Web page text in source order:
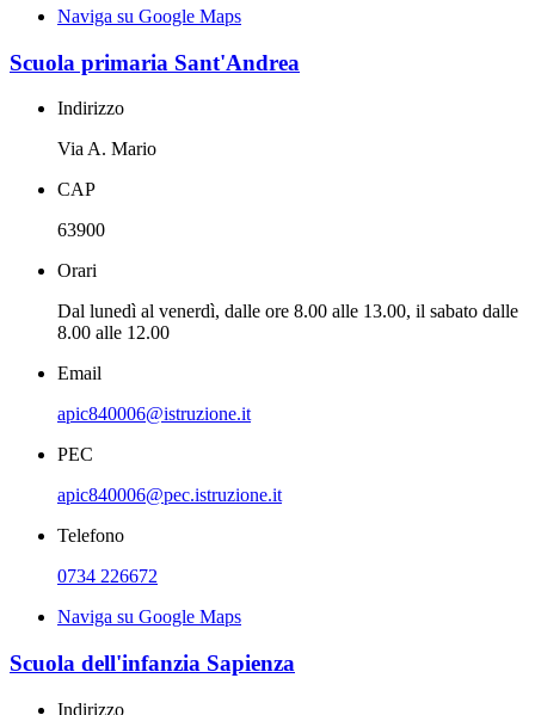
Naviga su Google Maps
Scuola primaria Sant'Andrea
Indirizzo
Via A. Mario
CAP
63900
Orari
Dal lunedì al venerdì, dalle ore 8.00 alle 13.00, il sabato dalle
8.00 alle 12.00
Email
apic840006@istruzione.it
PEC
apic840006@pec.istruzione.it
Telefono
0734 226672
Naviga su Google Maps
Scuola dell'infanzia Sapienza
Indirizzo